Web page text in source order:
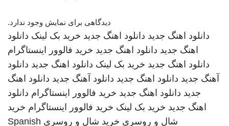
دیدگاهی برای نمایش وجود ندارد.
دانلود اهنگ جدید دانلود اهنگ جدید خرید بک لینک دانلود
اهنگ جدید دانلود اهنگ جدید خرید فالوور اینستاگرام
دانلود اهنگ جدید خرید بک لینک دانلود اهنگ جدید دانلود
آهنگ جدید دانلود اهنگ جدید دانلود آهنگ جدید دانلود اهنگ
جدید دانلود اهنگ جدید خرید فالوور اینستاگرام دانلود
اهنگ جدید خرید بک لینک خرید فالوور اینستاگرام خرید
شال و روسری خرید شال و روسری Spanish